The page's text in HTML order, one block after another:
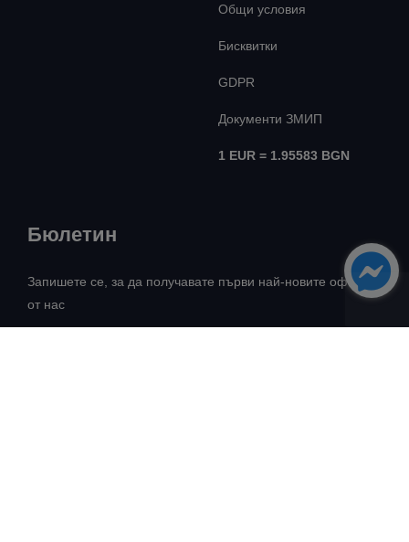
Общи условия
Бисквитки
GDPR
Документи ЗМИП
1 EUR = 1.95583 BGN
Бюлетин
Запишете се, за да получавате първи най-новите оферти
от нас